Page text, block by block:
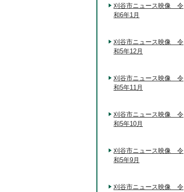
刈谷市ニュース映像 令
和6年1月
刈谷市ニュース映像 令
和5年12月
刈谷市ニュース映像 令
和5年11月
刈谷市ニュース映像 令
和5年10月
刈谷市ニュース映像 令
和5年9月
刈谷市ニュース映像 令